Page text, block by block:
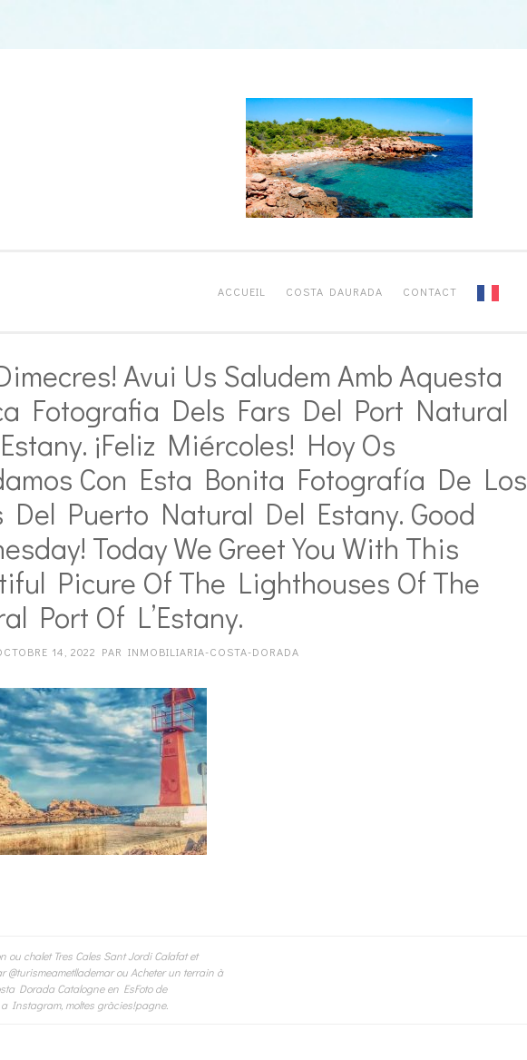
ACCUEIL COSTA DAURADA CONTACT
Avui Us Saludem Amb Aquesta
Fotografia Dels Fars Del Port Natural
¡Feliz Miércoles! Hoy Os
Con Esta Bonita Fotografía De Los
Del Puerto Natural Del Estany. Good
Today We Greet You With This
Picure Of The Lighthouses Of The
Port Of L’Estany.
14, 2022 PAR INMOBILIARIA-COSTA-DORADA
ou chalet Tres Cales Sant Jordi Calafat et
@turismeametllademar ou Acheter un terrain à
Dorada Catalogne en EsFoto de
a Instagram, moltes gràcies!pagne.